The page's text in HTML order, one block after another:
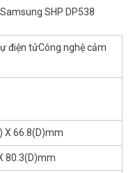
SHP DP538
điện tửCông nghệ cảm
X 66.8(D)mm
80.3(D)mm